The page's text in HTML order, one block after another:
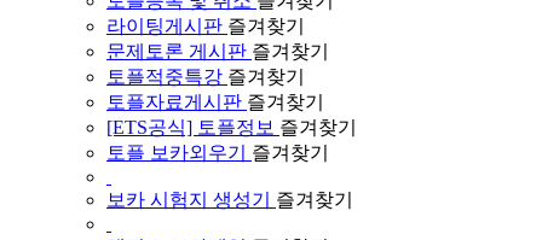
라이팅게시판 즐겨찾기
문제토론 게시판 즐겨찾기
토플적중특강 즐겨찾기
토플자료게시판 즐겨찾기
[ETS공식] 토플정보 즐겨찾기
토플 보카외우기
즐겨찾기
보카 시험지 생성기 즐겨찾기